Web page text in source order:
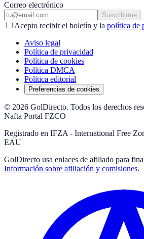
Correo electrónico
Suscribirme
Acepto recibir el boletín y la política de
Aviso legal
Política de privacidad
Política de cookies
Política DMCA
Política editorial
Preferencias de cookies
© 2026 GolDirecto. Todos los derechos
Nafta Portal FZCO
Registrado en IFZA - International Free
EAU
GolDirecto usa enlaces de afiliado para
Información sobre afiliación y comisiones.